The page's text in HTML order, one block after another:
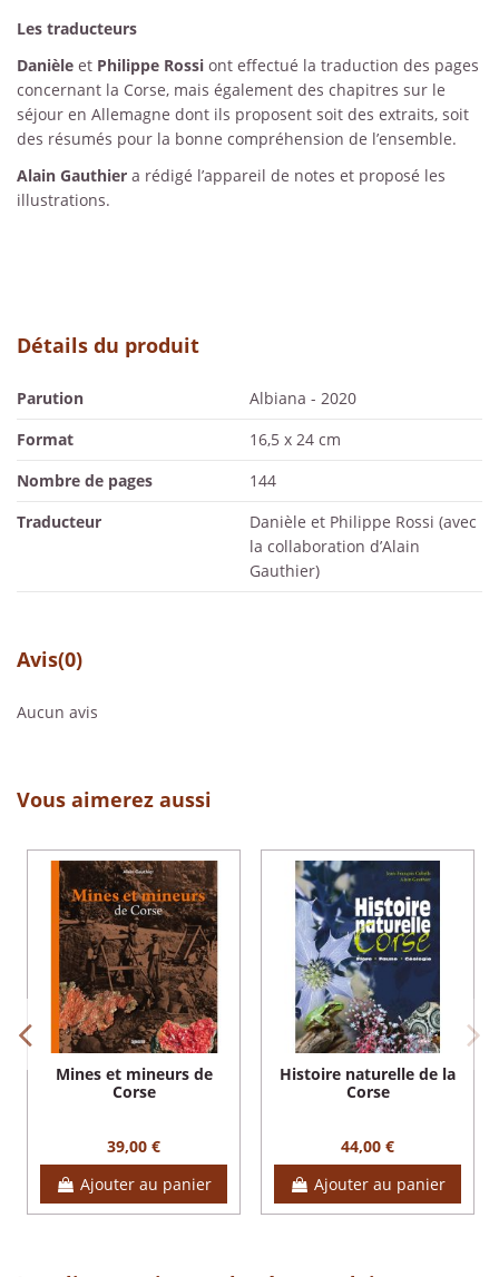
Les traducteurs
Danièle et Philippe Rossi ont effectué la traduction des pages
concernant la Corse, mais également des chapitres sur le
séjour en Allemagne dont ils proposent soit des extraits, soit
des résumés pour la bonne compréhension de l’ensemble.
Alain Gauthier a rédigé l’appareil de notes et proposé les
illustrations.
Détails du produit
Parution
Albiana - 2020
Format
16,5 x 24 cm
Nombre de pages
144
Traducteur
Danièle et Philippe Rossi (avec
la collaboration d’Alain
Gauthier)
Avis(0)
Aucun avis
Vous aimerez aussi
Mines et mineurs de
Corse
39,00 €
Ajouter au panier
Histoire naturelle de la
Corse
44,00 €
Ajouter au panier